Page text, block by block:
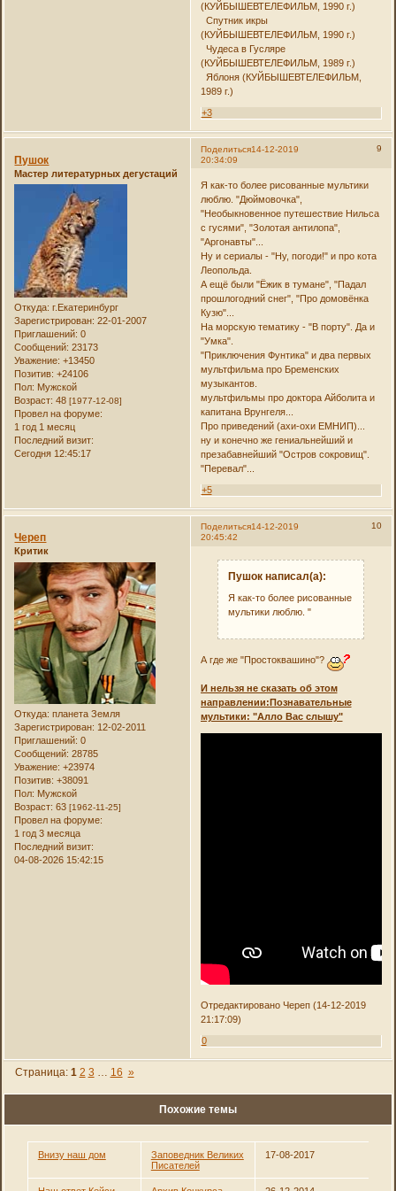
(КУЙБЫШЕВТЕЛЕФИЛЬМ, 1990 г.)
Спутник икры
(КУЙБЫШЕВТЕЛЕФИЛЬМ, 1990 г.)
Чудеса в Гусляре
(КУЙБЫШЕВТЕЛЕФИЛЬМ, 1989 г.)
Яблоня (КУЙБЫШЕВТЕЛЕФИЛЬМ,
1989 г.)
+3
Поделиться 9
14-12-2019
20:34:09
Пушок
Мастер литературных дегустаций
Откуда: г.Екатеринбург
Зарегистрирован: 22-01-2007
Приглашений: 0
Сообщений: 23173
Уважение: +13450
Позитив: +24106
Пол: Мужской
Возраст: 48[1977-12-08]
Провел на форуме:
1 год 1 месяц
Последний визит:
Сегодня 12:45:17
Я как-то более рисованные мультики
люблю. "Дюймовочка",
"Необыкновенное путешествие Нильса
с гусями", "Золотая антилопа",
"Аргонавты"...
Ну и сериалы - "Ну, погоди!" и про кота
Леопольда.
А ещё были "Ёжик в тумане", "Падал
прошлогодний снег", "Про домовёнка
Кузю"...
На морскую тематику - "В порту". Да и
"Умка".
"Приключения Фунтика" и два первых
мультфильма про Бременских
музыкантов.
мультфильмы про доктора Айболита и
капитана Врунгеля...
Про приведений (ахи-охи ЕМНИП)...
ну и конечно же гениальнейший и
презабавнейший "Остров сокровищ".
"Перевал"...
+5
Поделиться 10
14-12-2019
20:45:42
Череп
Критик
Откуда: планета Земля
Зарегистрирован: 12-02-2011
Приглашений: 0
Сообщений: 28785
Уважение: +23974
Позитив: +38091
Пол: Мужской
Возраст: 63[1962-11-25]
Провел на форуме:
1 год 3 месяца
Последний визит:
04-08-2026 15:42:15
Пушок написал(а):
Я как-то более рисованные
мультики люблю. "
А где же "Простоквашино"?
И нельзя не сказать об этом
направлении:Познавательные
мультики: "Алло Вас слышу"
Отредактировано Череп (14-12-2019
21:17:09)
0
Страница: 1 2 3 … 16 »
Похожие темы
Внизу наш дом
Заповедник Великих
Писателей
17-08-2017